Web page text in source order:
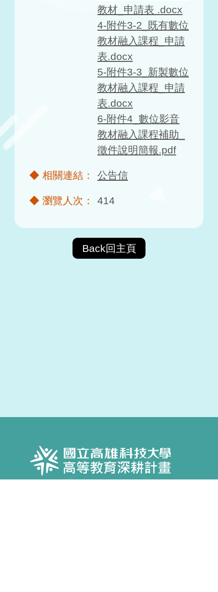
教材_申請表 .docx
4-附件3-2_既有數位
教材融入課程_申請
表.docx
5-附件3-3_新製數位
教材融入課程_申請
表.docx
6-附件4_數位影音
教材融入課程補助_
徵件說明簡報.pdf
公告信
414
Back回主頁